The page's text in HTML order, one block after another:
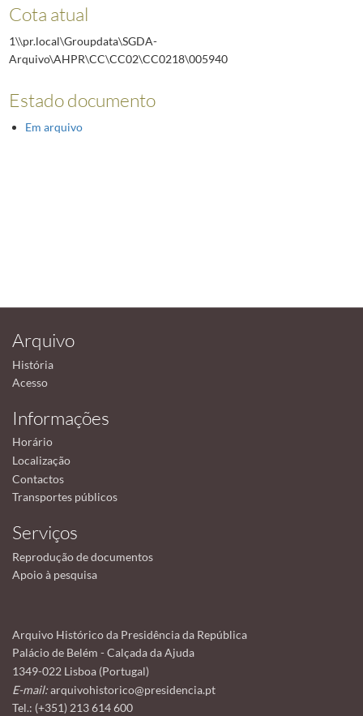
Cota atual
1\\pr.local\Groupdata\SGDA-
Arquivo\AHPR\CC\CC02\CC0218\005940
Estado documento
Em arquivo
Arquivo
História
Acesso
Informações
Horário
Localização
Contactos
Transportes públicos
Serviços
Reprodução de documentos
Apoio à pesquisa
Arquivo Histórico da Presidência da República
Palácio de Belém - Calçada da Ajuda
1349-022 Lisboa (Portugal)
E-mail:arquivohistorico@presidencia.pt
Tel.: (+351) 213 614 600